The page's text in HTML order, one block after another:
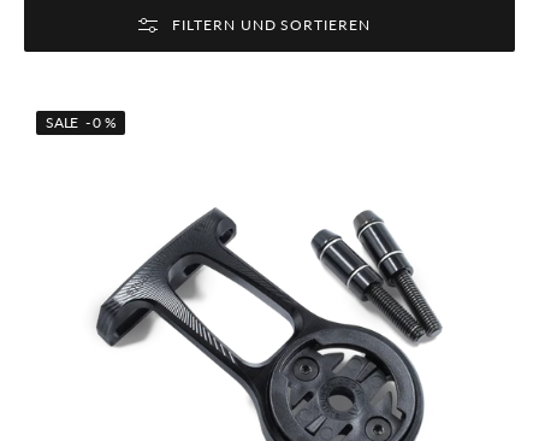
FILTERN UND SORTIEREN
JRC
STEALTH+
SALE - 0 %